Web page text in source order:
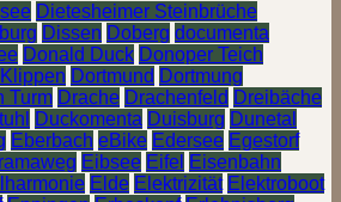
Dietesheimer Steinbrüche
Dissen Doberg documenta
Donald Duck Donoper Teich
Dortmund Dortmung
Turm Drache Drachenfeld Dreibäche
Duckomenta Duisburg Dunetal
Eberbach eBike Edersee Egestorf
Eibsee Eifel Eisenbahn
Elde Elektrizität Elektroboot